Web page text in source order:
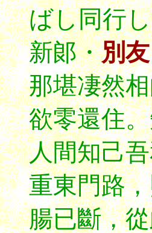
ばし同行
新郞・別友
那堪凄然
欲零還住
人間知己
重東門路
腸已斷，